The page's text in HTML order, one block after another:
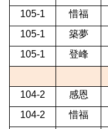
105-1
惜福
105-1
築夢
105-1
登峰
104-2 感恩
104-2
惜福